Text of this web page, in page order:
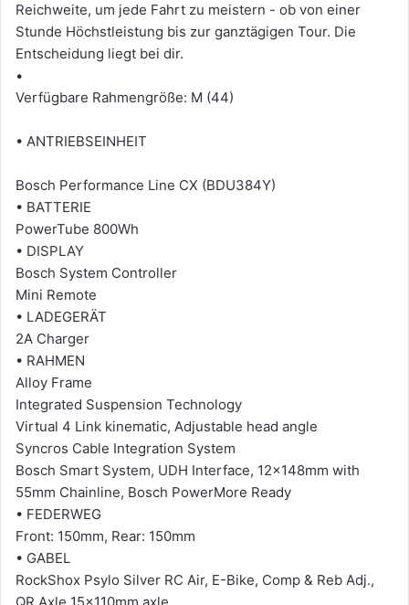
Reichweite, um jede Fahrt zu meistern - ob von einer
Stunde Höchstleistung bis zur ganztägigen Tour. Die
Entscheidung liegt bei dir.
•
Verfügbare Rahmengröße: M (44)
• ANTRIEBSEINHEIT
Bosch Performance Line CX (BDU384Y)
• BATTERIE
PowerTube 800Wh
• DISPLAY
Bosch System Controller
Mini Remote
• LADEGERÄT
2A Charger
• RAHMEN
Alloy Frame
Integrated Suspension Technology
Virtual 4 Link kinematic, Adjustable head angle
Syncros Cable Integration System
Bosch Smart System, UDH Interface, 12x148mm with
55mm Chainline, Bosch PowerMore Ready
• FEDERWEG
Front: 150mm, Rear: 150mm
• GABEL
RockShox Psylo Silver RC Air, E-Bike, Comp & Reb Adj.,